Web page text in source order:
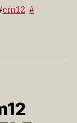
war
spannend.
em12 #